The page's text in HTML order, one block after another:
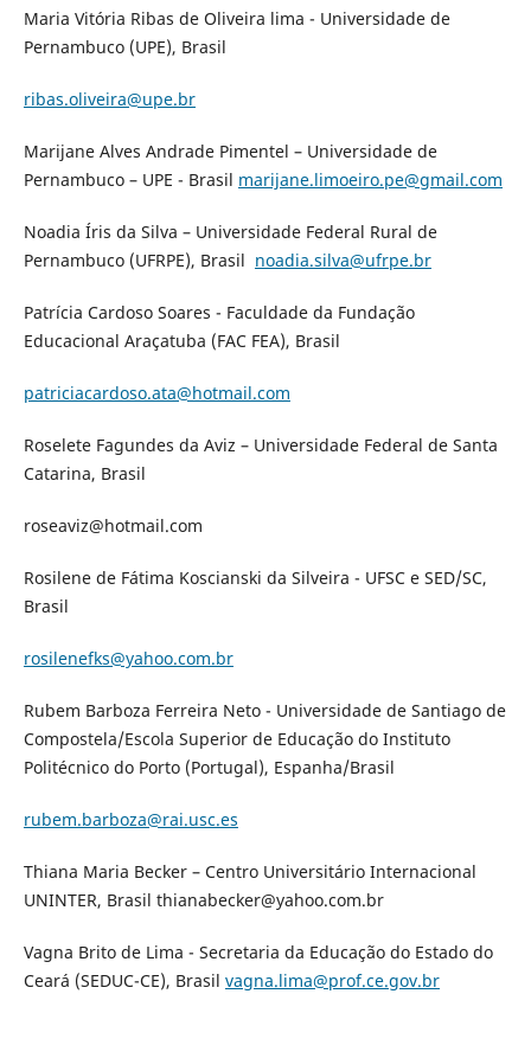
Maria Vitória Ribas de Oliveira lima - Universidade de
Pernambuco (UPE), Brasil
ribas.oliveira@upe.br
Marijane Alves Andrade Pimentel – Universidade de
Pernambuco – UPE - Brasil marijane.limoeiro.pe@gmail.com
Noadia Íris da Silva – Universidade Federal Rural de
Pernambuco (UFRPE), Brasil noadia.silva@ufrpe.br
Patrícia Cardoso Soares - Faculdade da Fundação
Educacional Araçatuba (FAC FEA), Brasil
patriciacardoso.ata@hotmail.com
Roselete Fagundes da Aviz – Universidade Federal de Santa
Catarina, Brasil
roseaviz@hotmail.com
Rosilene de Fátima Koscianski da Silveira - UFSC e SED/SC,
Brasil
rosilenefks@yahoo.com.br
Rubem Barboza Ferreira Neto - Universidade de Santiago de
Compostela/Escola Superior de Educação do Instituto
Politécnico do Porto (Portugal), Espanha/Brasil
rubem.barboza@rai.usc.es
Thiana Maria Becker – Centro Universitário Internacional
UNINTER, Brasil thianabecker@yahoo.com.br
Vagna Brito de Lima - Secretaria da Educação do Estado do
Ceará (SEDUC-CE), Brasil vagna.lima@prof.ce.gov.br